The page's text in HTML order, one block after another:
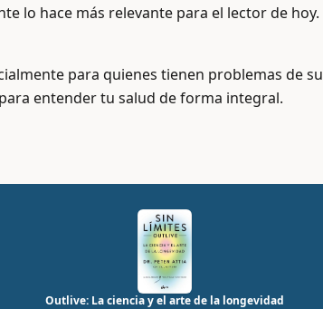
lo hace más relevante para el lector de
para quienes tienen problemas de
entender tu salud de forma integral.
Outlive: La ciencia y el arte de la longevidad